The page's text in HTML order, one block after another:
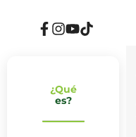
Facebook
Instagram
YouTube
TikTok
¿Qué
es?